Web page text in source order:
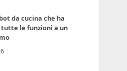
da cucina che ha
le funzioni a un